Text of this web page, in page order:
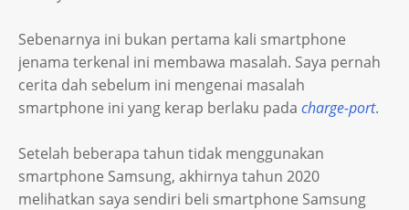
Sebenarnya ini bukan pertama kali smartphone
jenama terkenal ini membawa masalah. Saya pernah
cerita dah sebelum ini mengenai masalah
smartphone ini yang kerap berlaku pada charge-port.
Setelah beberapa tahun tidak menggunakan
smartphone Samsung, akhirnya tahun 2020
melihatkan saya sendiri beli smartphone Samsung